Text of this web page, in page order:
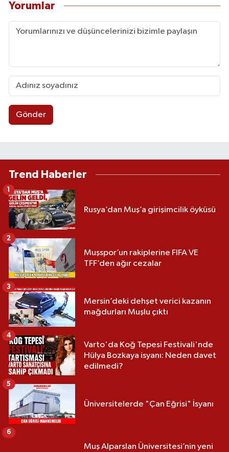
Yorumlar
Gönder
Trend Haberler
Rusya’dan Muş’a girişimcilik öyküsü
1
Muşspor’un rakiplerine FIFA VE
TFF’den ağır cezalar
2
Mersin’deki dehşet verici kazanın
mağdurları Muşlu çıktı
3
Varto'da Koğ Tepesi Festivali'nde
Hülya Bozkaya isyanı: Neden davet
edilmedi?
4
Üniversitelerde "Çan Eğrisi" İsyanı
5
Muş Alparslan Üniversitesi’nin yeni
6